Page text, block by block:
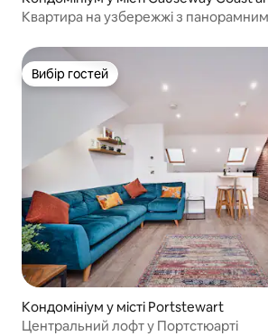
ens
Квартира на узбережжі з
Вибір гостей
Вибір гостей
Кондомініум у місті Portstewart
Центральний лофт у Портстюарті